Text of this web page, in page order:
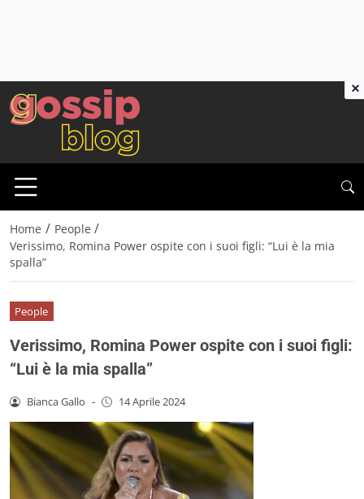
Home / People /
Verissimo, Romina Power ospite con i suoi figli: “Lui è la mia
spalla”
People
Verissimo, Romina Power ospite con i suoi figli:
“Lui è la mia spalla”
Bianca Gallo - 14 Aprile 2024
×